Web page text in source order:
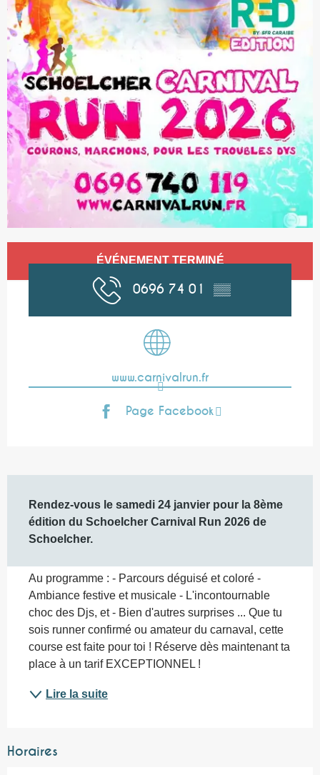
Ouverture et coordonnées
ÉVÉNEMENT TERMINÉ
0696 74 01 ▒▒
www.carnivalrun.fr
Page Facebook
Rendez-vous le samedi 24 janvier pour la 8ème
édition du Schoelcher Carnival Run 2026 de
Schoelcher.
Au programme : - Parcours déguisé et coloré -
Ambiance festive et musicale - L'incontournable
choc des Djs, et - Bien d'autres surprises ... Que tu
sois runner confirmé ou amateur du carnaval, cette
course est faite pour toi ! Réserve dès maintenant ta
place à un tarif EXCEPTIONNEL !
Lire la suite
Horaires